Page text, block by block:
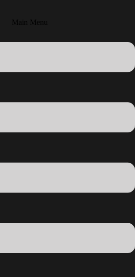
Main Menu